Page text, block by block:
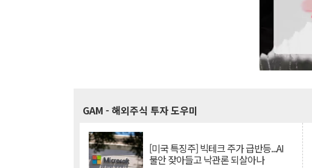
GAM - 해외주식 투자 도우미
[미국 특징주] 빅테크 주가 급반등...AI
불안 잦아들고 낙관론 되살아나